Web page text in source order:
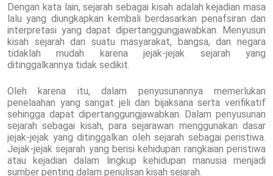
Dengan kata lain, sejarah sebagai kisah adalah kejadian masa
lalu yang diungkapkan kembali berdasarkan penafsiran dan
interpretasi yang dapat dipertanggungjawabkan. Menyusun
kisah sejarah dari suatu masyarakat, bangsa, dan negara
tidaklah mudah karena jejak-jejak sejarah yang
ditinggalkannya tidak sedikit.
Oleh karena itu, dalam penyusunannya memerlukan
penelaahan yang sangat jeli dan bijaksana serta verifikatif
sehingga dapat dipertanggungjawabkan. Dalam penyusunan
sejarah sebagai kisah, para sejarawan menggunakan dasar
jejak-jejak yang ditinggalkan oleh sejarah sebagai peristiwa.
Jejak-jejak sejarah yang berisi kehidupan rangkaian peristiwa
atau kejadian dalam lingkup kehidupan manusia menjadi
sumber penting dalam penulisan kisah sejarah.